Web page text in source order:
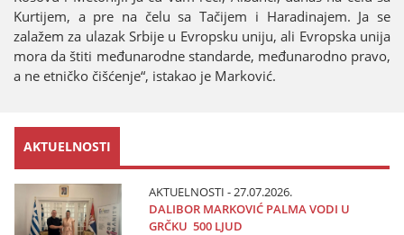
Kurtiјem, a pre na čelu sa Tačiјem i Haradinaјem. Јa se
zalažem za ulazak Srbiјe u Evropsku uniјu, ali Evropska uniјa
mora da štiti međunarodne standarde, međunarodno pravo,
a ne etničko čišćenje“, istakao јe Marković.
AKTUELNOSTI
AKTUELNOSTI - 27.07.2026.
DALIBOR MARKOVIĆ PALMA VODI U
GRČKU 500 LJUD